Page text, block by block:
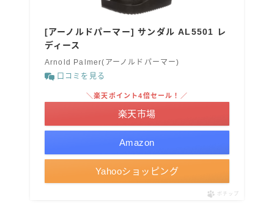
[アーノルドパーマー] サンダル AL5501 レ
ディース
Arnold Palmer(アーノルドパーマー)
口コミを見る
Amazon
＼楽天ポイント4倍セール！／
楽天市場
Yahooショッピング
ポチップ